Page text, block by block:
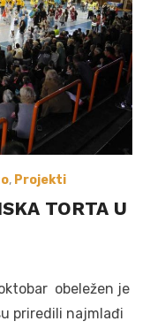
, Projekti
TORTA U
obeležen je
priredili najmlađi